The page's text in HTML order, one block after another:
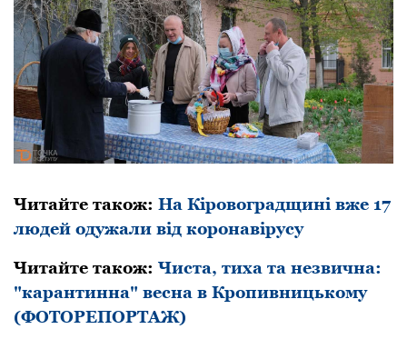
Читайте також: На Кіровоградщині вже 17
людей одужали від коронавірусу
Читайте також: Чиста, тиха та незвична:
"карантинна" весна в Кропивницькому
(ФОТОРЕПОРТАЖ)